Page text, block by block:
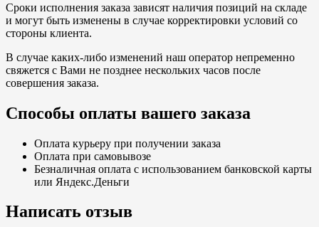
Сроки исполнения заказа зависят наличия позиций на складе
и могут быть изменены в случае корректировки условий со
стороны клиента.
В случае каких-либо изменений наш оператор непременно
свяжется с Вами не позднее нескольких часов после
совершения заказа.
Способы оплаты вашего заказа
Оплата курьеру при получении заказа
Оплата при самовывозе
Безналичная оплата с использованием банковской карты
или Яндекс.Деньги
Написать отзыв